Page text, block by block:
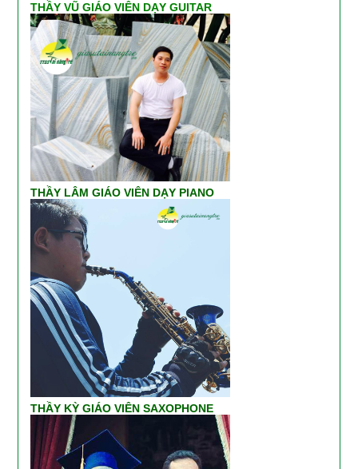
THẦY VŨ GIÁO VIÊN DẠY GUITAR
THẦY LÂM GIÁO VIÊN DẠY PIANO
THẦY KỲ GIÁO VIÊN SAXOPHONE